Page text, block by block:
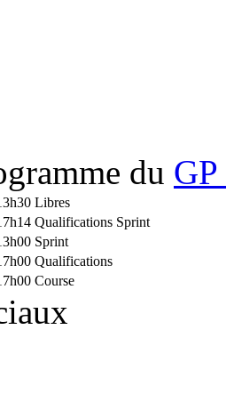
du
Libres
Qualifications Sprint
Sprint
Qualifications
Course